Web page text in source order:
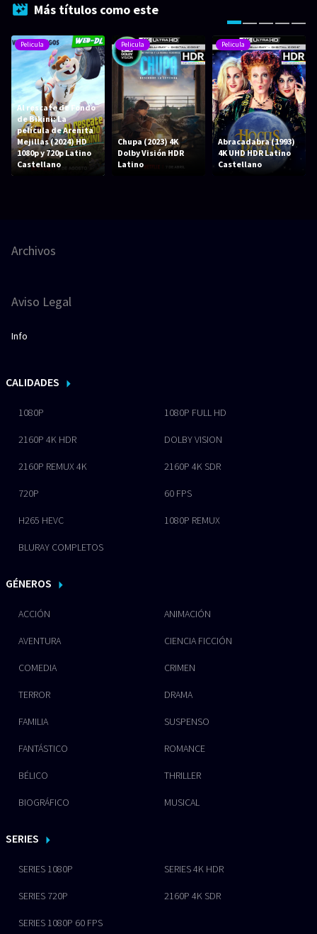
Más títulos como este
Pelicula
Al rescate de Fondo
de Bikini: La
película de Arenita
Mejillas (2024) HD
1080p y 720p Latino
Castellano
Pelicula
Chupa (2023) 4K
Dolby Visión HDR
Latino
Pelicula
Abracadabra (1993)
4K UHD HDR Latino
Castellano
Archivos
Aviso Legal
Info
CALIDADES
1080P 1080P FULL HD
2160P 4K HDR DOLBY VISION
2160P REMUX 4K 2160P 4K SDR
720P 60 FPS
H265 HEVC 1080P REMUX
BLURAY COMPLETOS
GÉNEROS
ACCIÓN ANIMACIÓN
AVENTURA CIENCIA FICCIÓN
COMEDIA CRIMEN
TERROR DRAMA
FAMILIA SUSPENSO
FANTÁSTICO ROMANCE
BÉLICO THRILLER
BIOGRÁFICO MUSICAL
SERIES
SERIES 1080P SERIES 4K HDR
SERIES 720P 2160P 4K SDR
SERIES 1080P 60 FPS